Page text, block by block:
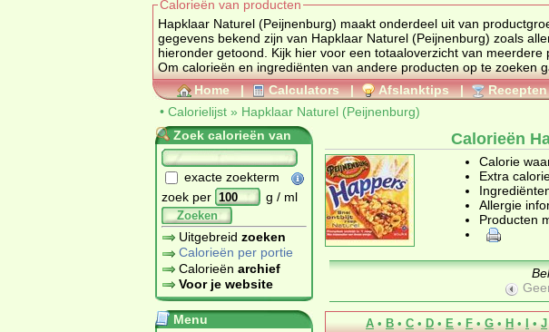
Calorieën van producten
Hapklaar Naturel (Peijnenburg) maakt onderdeel uit van
gegevens bekend zijn van Hapklaar Naturel (Peijnenburg) zoals allergenen informatie en ingrediënten worden deze
Om
Home | Calculators | Afslanktips | Recepten
• Calorielijst » Hapklaar Naturel (Peijnenburg)
Zoek calorieën van
exacte zoekterm
zoek per
g / ml
Zoeken
Uitgebreid zoeken
Calorieën per portie
Calorieën archief
Voor je website
Menu
Calorieën
Calorie
Extra
Allergie
Producten
A • B • C • D • E • F • G • H • I • J